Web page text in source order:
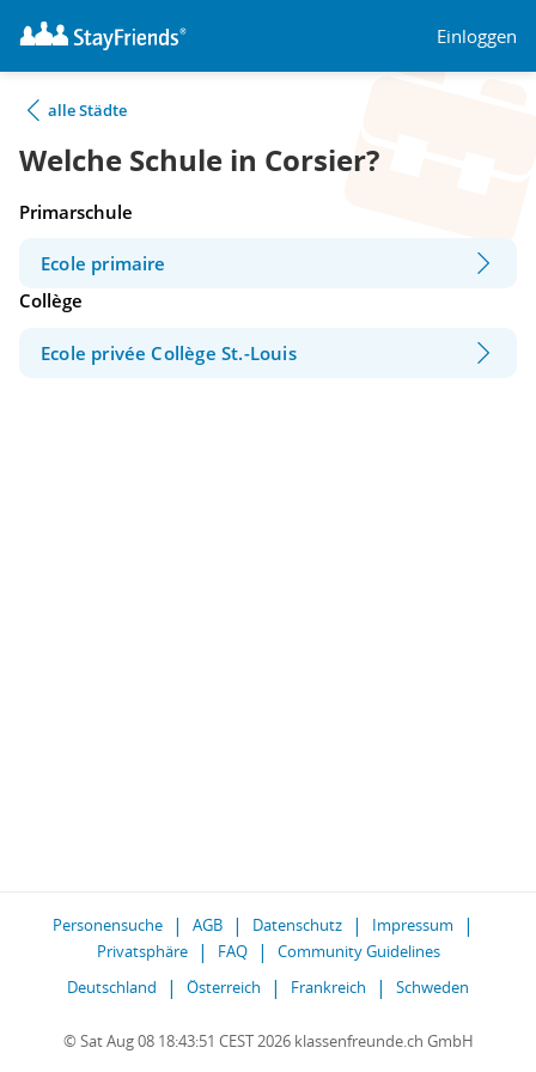
Einloggen
alle Städte
Welche Schule in Corsier?
Primarschule
Ecole primaire
Collège
Ecole privée Collège St.-Louis
Personensuche AGB Datenschutz
Impressum
Privatsphäre
FAQ
Community Guidelines
Deutschland
Österreich Frankreich Schweden
© Sat Aug 08 18:43:51 CEST 2026 klassenfreunde.ch GmbH